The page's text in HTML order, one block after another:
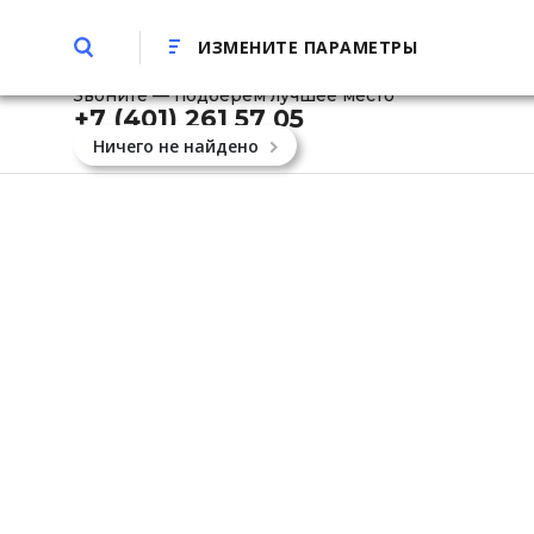
Калининград
Звоните — подберём лучшее место
+7 (401) 261 57 05
ИЗМЕНИТЕ ПАРАМЕТРЫ
Ничего не найдено